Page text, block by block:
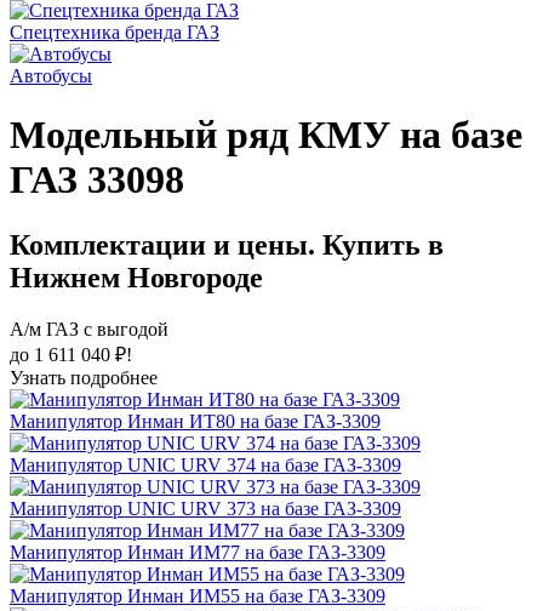
Спецтехника бренда ГАЗ
Автобусы
Модельный ряд КМУ на базе
ГАЗ 33098
Комплектации и цены. Купить в
Нижнем Новгороде
А/м ГАЗ с выгодой
до 1 611 040 ₽!
Узнать подробнее
Манипулятор Инман ИТ80 на базе ГАЗ-3309
Манипулятор UNIC URV 374 на базе ГАЗ-3309
Манипулятор UNIC URV 373 на базе ГАЗ-3309
Манипулятор Инман ИМ77 на базе ГАЗ-3309
Манипулятор Инман ИМ55 на базе ГАЗ-3309